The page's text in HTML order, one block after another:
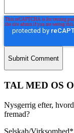
TAL MED OS
Nysgerrig efter,
fremad?
Selskab/Virksomhed*